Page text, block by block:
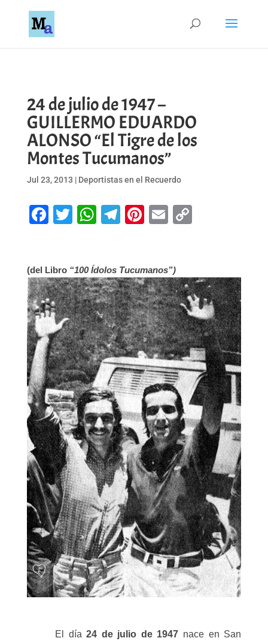
24 de julio de 1947 –
GUILLERMO EDUARDO
ALONSO “El Tigre de los
Montes Tucumanos”
Jul 23, 2013 | Deportistas en el Recuerdo
Facebook
Twitter
WhatsApp
Telegram
Pinterest
EmailCopy
(del Libro “100 Ídolos Tucumanos”)
El día24 de julio de 1947 nace en San